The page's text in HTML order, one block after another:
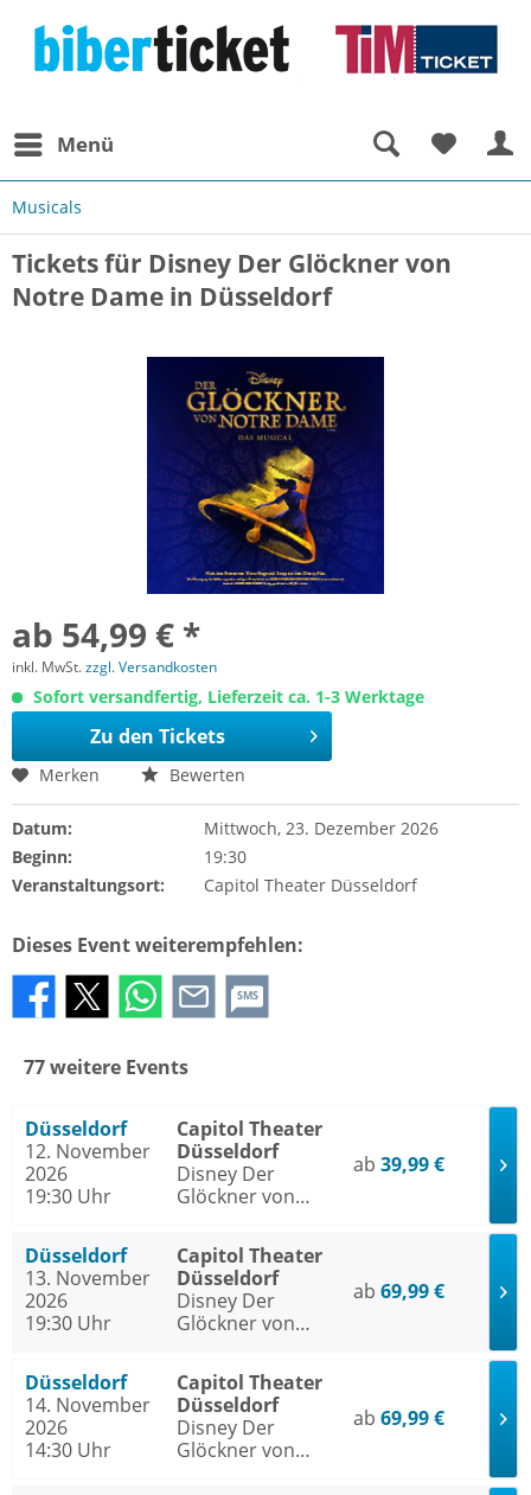
Menü
Musicals
Tickets für Disney Der Glöckner von
Notre Dame in Düsseldorf
ab 54,99 € *
inkl. MwSt.zzgl. Versandkosten
Sofort versandfertig, Lieferzeit ca. 1-3 Werktage
Zu den Tickets
Merken Bewerten
Datum:
Mittwoch, 23. Dezember 2026
Beginn:
19:30
Veranstaltungsort:
Capitol Theater Düsseldorf
Dieses Event weiterempfehlen:
SMS
77 weitere Events
Düsseldorf
12. November
2026
19:30 Uhr
Capitol Theater
Düsseldorf
Disney Der
Glöckner von
ab 39,99 €
Düsseldorf
13. November
2026
19:30 Uhr
Capitol Theater
Düsseldorf
Disney Der
Glöckner von
ab 69,99 €
Düsseldorf
14. November
2026
14:30 Uhr
Capitol Theater
Düsseldorf
Disney Der
Glöckner von
ab 69,99 €